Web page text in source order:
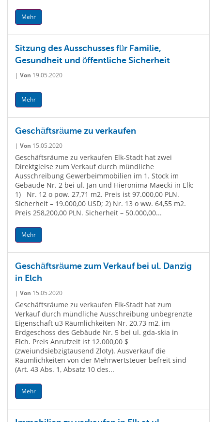
Mehr
Sitzung des Ausschusses für Familie,
Gesundheit und öffentliche Sicherheit
| Von 19.05.2020
Mehr
Geschäftsräume zu verkaufen
| Von 15.05.2020
Geschäftsräume zu verkaufen Elk-Stadt hat zwei
Direktgleise zum Verkauf durch mündliche
Ausschreibung Gewerbeimmobilien im 1. Stock im
Gebäude Nr. 2 bei ul. Jan und Hieronima Maecki in Elk:
1) Nr. 12 o pow. 27,71 m2. Preis ist 97.000,00 PLN.
Sicherheit – 19.000,00 USD; 2) Nr. 13 o ww. 64,55 m2.
Preis 258,200,00 PLN. Sicherheit – 50.000,00...
Mehr
Geschäftsräume zum Verkauf bei ul. Danzig
in Elch
| Von 15.05.2020
Geschäftsräume zu verkaufen Elk-Stadt hat zum
Verkauf durch mündliche Ausschreibung unbegrenzte
Eigenschaft u3 Räumlichkeiten Nr. 20,73 m2, im
Erdgeschoss des Gebäude Nr. 5 bei ul. gda-skia in
Elch. Preis Anrufzeit ist 12.000,00 $
(zweiundsiebzigtausend Zloty). Ausverkauf die
Räumlichkeiten von der Mehrwertsteuer befreit sind
(Art. 43 Abs. 1, Absatz 10 des...
Mehr